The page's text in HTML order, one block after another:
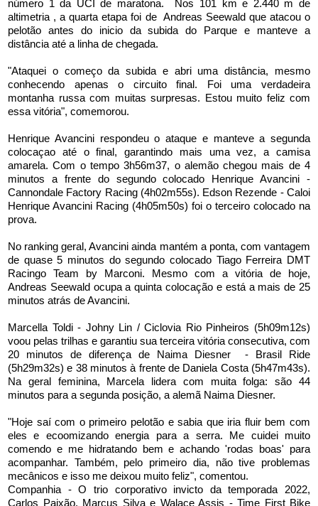
número 1 da UCI de maratona. Nos 101 km e 2.440 m de
altimetria , a quarta etapa foi de Andreas Seewald que atacou o
pelotão antes do inicio da subida do Parque e manteve a
distância até a linha de chegada.
"Ataquei o começo da subida e abri uma distância, mesmo
conhecendo apenas o circuito final. Foi uma verdadeira
montanha russa com muitas surpresas. Estou muito feliz com
essa vitória", comemorou.
Henrique Avancini respondeu o ataque e manteve a segunda
colocaçao até o final, garantindo mais uma vez, a camisa
amarela. Com o tempo 3h56m37, o alemão chegou mais de 4
minutos a frente do segundo colocado Henrique Avancini -
Cannondale Factory Racing (4h02m55s). Edson Rezende - Caloi
Henrique Avancini Racing (4h05m50s) foi o terceiro colocado na
prova.
No ranking geral, Avancini ainda mantém a ponta, com vantagem
de quase 5 minutos do segundo colocado Tiago Ferreira DMT
Racingo Team by Marconi. Mesmo com a vitória de hoje,
Andreas Seewald ocupa a quinta colocação e está a mais de 25
minutos atrás de Avancini.
Marcella Toldi - Johny Lin / Ciclovia Rio Pinheiros (5h09m12s)
voou pelas trilhas e garantiu sua terceira vitória consecutiva, com
20 minutos de diferença de Naima Diesner - Brasil Ride
(5h29m32s) e 38 minutos à frente de Daniela Costa (5h47m43s).
Na geral feminina, Marcela lidera com muita folga: são 44
minutos para a segunda posição, a alemã Naima Diesner.
"Hoje saí com o primeiro pelotão e sabia que iria fluir bem com
eles e ecoomizando energia para a serra. Me cuidei muito
comendo e me hidratando bem e achando 'rodas boas' para
acompanhar. Também, pelo primeiro dia, não tive problemas
mecânicos e isso me deixou muito feliz", comentou.
Companhia - O trio corporativo invicto da temporada 2022,
Carlos Paixão, Marcus Silva e Walace Assis - Time First Bike